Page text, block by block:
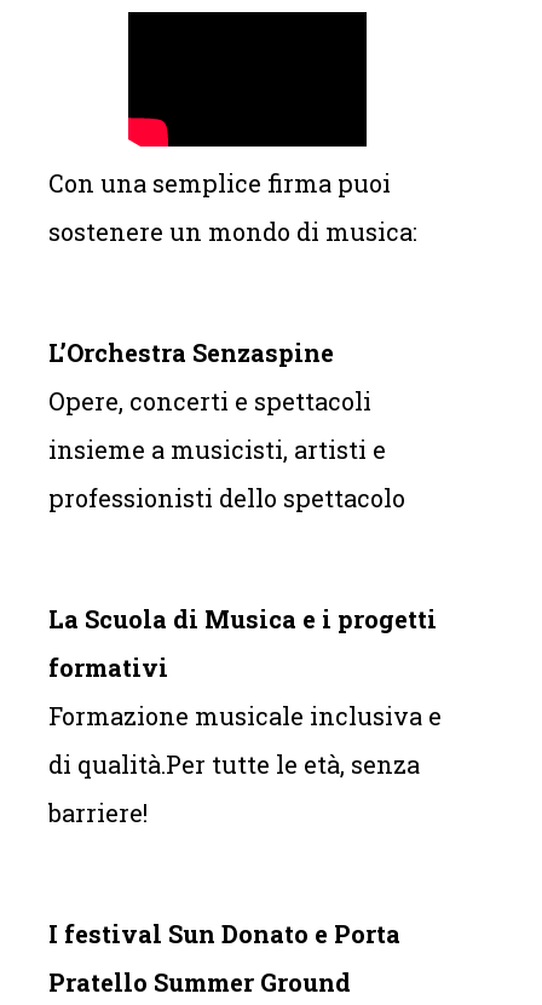
Con una semplice firma puoi
sostenere un mondo di musica:
L’Orchestra Senzaspine
Opere, concerti e spettacoli
insieme a musicisti, artisti e
professionisti dello spettacolo
La Scuola di Musica e i progetti
formativi
Formazione musicale inclusiva e
di qualità.Per tutte le età, senza
barriere!
I festival Sun Donato e Porta
Pratello Summer Ground